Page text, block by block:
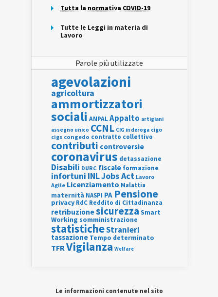
Tutta la normativa COVID-19
Tutte le Leggi in materia di
Lavoro
Parole più utilizzate
agevolazioni
agricoltura
ammortizzatori
sociali ANPALAppalto artigiani
assegno unico CCNL CIG in deroga cigo
cigs congedo contratto collettivo
contributi controversie
coronavirus detassazione
Disabili DURC fiscale formazione
infortuni INLJobs Act Lavoro
Agile Licenziamento Malattia
maternità NASPI PA Pensione
privacy RdC Reddito di Cittadinanza
retribuzionesicurezza Smart
Working somministrazione
statisticheStranieri
tassazione Tempo determinato
TFRVigilanza Welfare
Le informazioni contenute nel sito